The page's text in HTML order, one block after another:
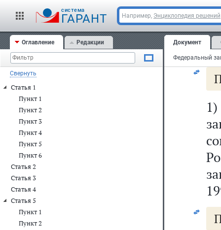
cистема
ГАРАНТ Например, Энциклопедия решений
Оглавление Редакции
Свернуть
Статья 1
Пункт 1
Пункт 2
Пункт 3
Пункт 4
Пункт 5
Пункт 6
Статья 2
Статья 3
Статья 4
Статья 5
Пункт 1
Пункт 2
Документ